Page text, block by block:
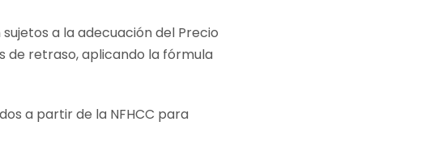
a la adecuación del Precio
de retraso, aplicando la fórmula
a partir de la NFHCC para